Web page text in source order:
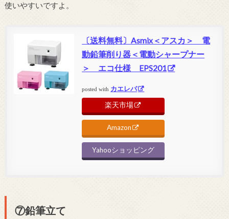
使いやすいですよ。
〔送料無料〕Asmix＜アスカ＞ 電
動鉛筆削り器＜電動シャープナー
＞ エコ仕様 EPS201
posted with カエレバ
楽天市場
Amazon
Yahooショッピング
⑦鉛筆立て